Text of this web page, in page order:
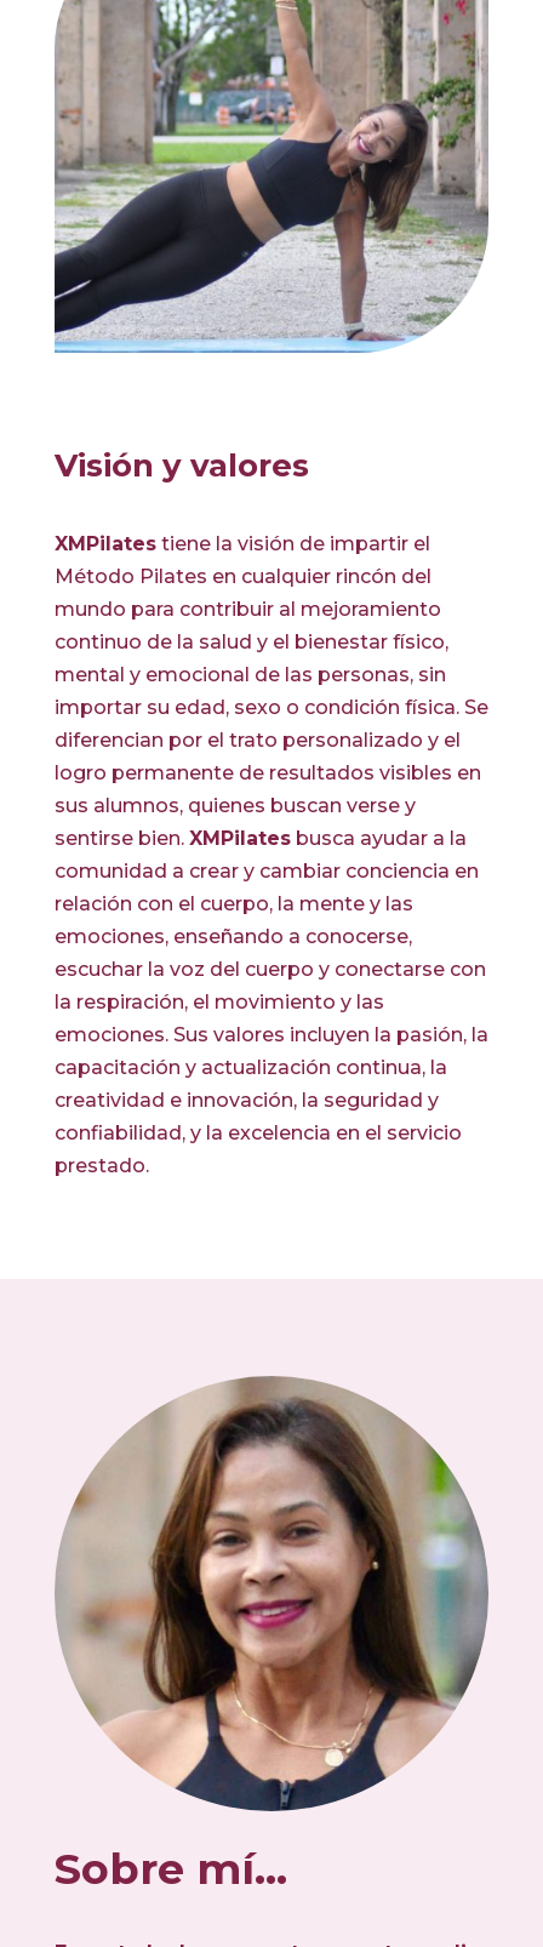
Visión y valores
XMPilatestiene la visión de impartir el
Método Pilates en cualquier rincón del
mundo para contribuir al mejoramiento
continuo de la salud y el bienestar físico,
mental y emocional de las personas, sin
importar su edad, sexo o condición física. Se
diferencian por el trato personalizado y el
logro permanente de resultados visibles en
sus alumnos, quienes buscan verse y
sentirse bien. XMPilatesbusca ayudar a la
comunidad a crear y cambiar conciencia en
relación con el cuerpo, la mente y las
emociones, enseñando a conocerse,
escuchar la voz del cuerpo y conectarse con
la respiración, el movimiento y las
emociones. Sus valores incluyen la pasión, la
capacitación y actualización continua, la
creatividad e innovación, la seguridad y
confiabilidad, y la excelencia en el servicio
prestado.
Sobre mí…